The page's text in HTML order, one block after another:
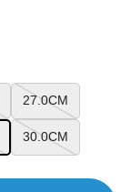
27.0CM
30.0CM